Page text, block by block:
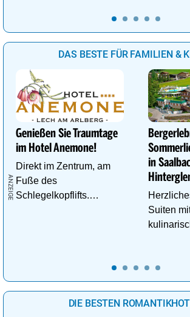
DAS BESTE FÜR FAMILIEN &
Genießen Sie Traumtage
im Hotel Anemone!
Direkt im Zentrum, am
Fuße des
Schlegelkopflifts.
in
Suiten
DIE BESTEN